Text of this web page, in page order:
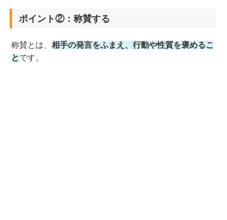
ポイント②：称賛する
称賛とは、相手の発言をふまえ、行動や性質を褒めるこ
とです。